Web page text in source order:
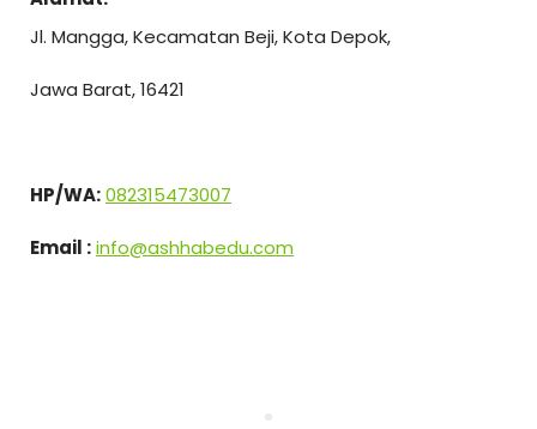
Jl. Mangga, Kecamatan Beji, Kota Depok,
Jawa Barat, 16421
HP/WA:082315473007
Email :info@ashhabedu.com